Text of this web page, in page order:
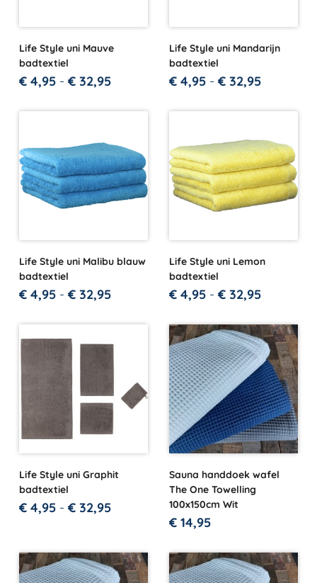
Life Style uni Mauve
badtextiel
€ 4,95 - € 32,95
Life Style uni Mandarijn
badtextiel
€ 4,95 - € 32,95
Life Style uni Malibu blauw
badtextiel
€ 4,95 - € 32,95
Life Style uni Lemon
badtextiel
€ 4,95 - € 32,95
Life Style uni Graphit
badtextiel
€ 4,95 - € 32,95
Sauna handdoek wafel
The One Towelling
100x150cm Wit
€ 14,95